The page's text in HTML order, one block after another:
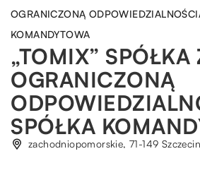
OGRANICZONĄ
KOMANDYTOWA
„TOMIX” SPÓŁKA
OGRANICZONĄ
SPÓŁKA
zachodniopomorskie, 71-149